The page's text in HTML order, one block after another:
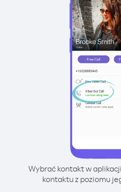
Wybrać kontakt w
kontaktu z poziomu